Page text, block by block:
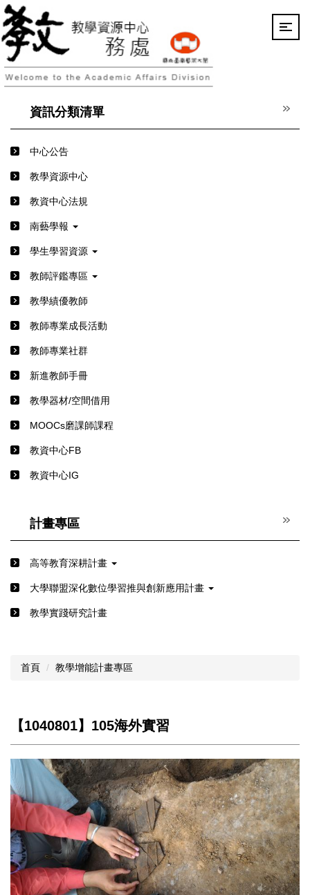
跳
到
主
要
內
容
資訊分類清單
中心公告
教學資源中心
教資中心法規
南藝學報
學生學習資源
教師評鑑專區
教學績優教師
教師專業成長活動
教師專業社群
新進教師手冊
教學器材/空間借用
MOOCs磨課師課程
教資中心FB
教資中心IG
計畫專區
高等教育深耕計畫
⼤學聯盟深化數位學習推與創新應⽤計畫
教學實踐研究計畫
首頁 教學增能計畫專區
【1040801】105海外實習